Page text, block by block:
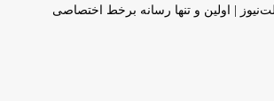
| اولین و تنها رسانه برخط اختصاصی